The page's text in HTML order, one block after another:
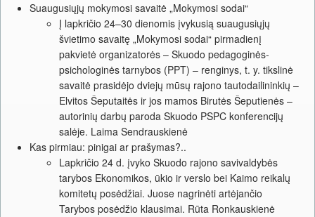
Suaugusiųjų mokymosi savaitė „Mokymosi sodai“
Į lapkričio 24–30 dienomis įvykusią suaugusiųjų
švietimo savaitę „Mokymosi sodai“ pirmadienį
pakvietė organizatorės – Skuodo pedagoginės-
psichologinės tarnybos (PPT) – renginys, t. y. tikslinė
savaitė prasidėjo dviejų mūsų rajono tautodailininkių –
Elvitos Šeputaitės ir jos mamos Birutės Šeputienės –
autorinių darbų paroda Skuodo PSPC konferencijų
salėje. Laima Sendrauskienė
Kas pirmiau: pinigai ar prašymas?..
Lapkričio 24 d. įvyko Skuodo rajono savivaldybės
tarybos Ekonomikos, ūkio ir verslo bei Kaimo reikalų
komitetų posėdžiai. Juose nagrinėti artėjančio
Tarybos posėdžio klausimai. Rūta Ronkauskienė